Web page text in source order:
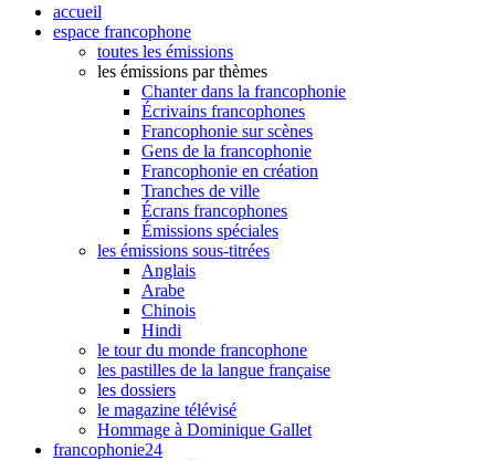
accueil
espace francophone
toutes les émissions
les émissions par thèmes
Chanter dans la francophonie
Écrivains francophones
Francophonie sur scènes
Gens de la francophonie
Francophonie en création
Tranches de ville
Écrans francophones
Émissions spéciales
les émissions sous-titrées
Anglais
Arabe
Chinois
Hindi
le tour du monde francophone
les pastilles de la langue française
les dossiers
le magazine télévisé
Hommage à Dominique Gallet
francophonie24